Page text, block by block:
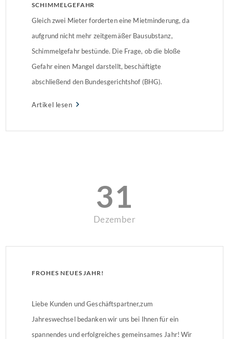
SCHIMMELGEFAHR
Gleich zwei Mieter forderten eine Mietminderung, da
aufgrund nicht mehr zeitgemäßer Bausubstanz,
Schimmelgefahr bestünde. Die Frage, ob die bloße
Gefahr einen Mangel darstellt, beschäftigte
abschließend den Bundesgerichtshof (BHG).
Artikel lesen
31
Dezember
FROHES NEUES JAHR!
Liebe Kunden und Geschäftspartner,zum
Jahreswechsel bedanken wir uns bei Ihnen für ein
spannendes und erfolgreiches gemeinsames Jahr! Wir